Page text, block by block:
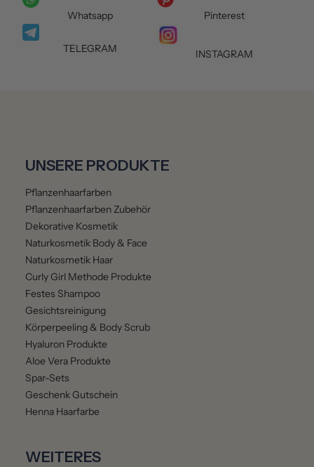
Whatsapp Pinterest
TELEGRAM INSTAGRAM
UNSERE PRODUKTE
Pflanzenhaarfarben
Pflanzenhaarfarben Zubehör
Dekorative Kosmetik
Naturkosmetik Body & Face
Naturkosmetik Haar
Curly Girl Methode Produkte
Festes Shampoo
Gesichtsreinigung
Körperpeeling & Body Scrub
Hyaluron Produkte
Aloe Vera Produkte
Spar-Sets
Geschenk Gutschein
Henna Haarfarbe
WEITERES